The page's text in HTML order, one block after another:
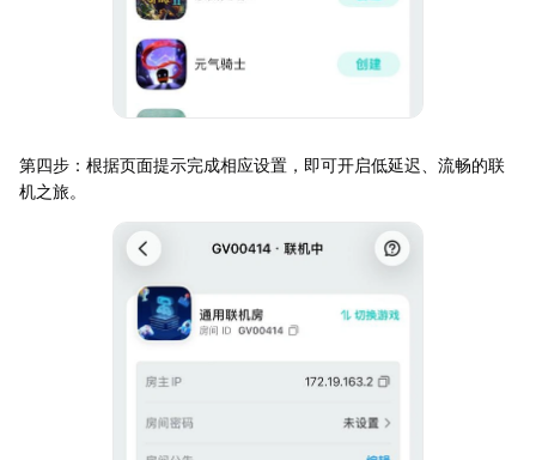
第四步：根据页面提示完成相应设置，即可开启低延迟、流畅的联
机之旅。